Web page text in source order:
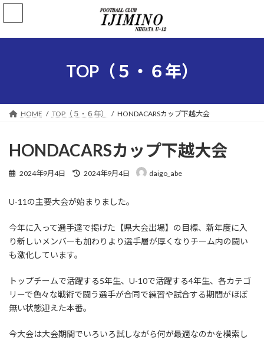
コ
ン
ナ
ー
TOP（５・６年）
HOME TOP（５・６年） HONDACARSカップ下越大会
HONDACARSカップ下越大会
2024年9月4日
最
新
時
2024年9月4日 daigo_abe
U-11の主要大会が始まりました。
今年に入って選手達で掲げた【県大会出場】の目標、新年度に入
り新しいメンバーも加わりより選手層が厚くなりチーム内の闘い
も激化しています。
トップチームで活躍する5年生、U-10で活躍する4年生、各カテゴ
リーで色々な戦術で闘う選手が合同で練習や試合する期間がほぼ
無い状態迎えた本番。
今大会は大会期間でいろいろ試しながら何が最適なのかを模索し